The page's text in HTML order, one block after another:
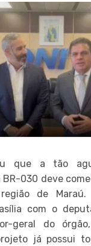
que a tão
030 deve
de Maraú.
com o
geral do
já possui